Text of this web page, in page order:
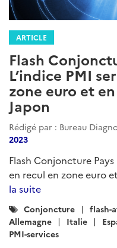
ARTICLE
Flash
L’indice PMI
zone euro et
Japon
Rédigé par : Bureau
2023
Flash Conjoncture Pays
en recul en zone euro
la suite
Catégories
:
Conjoncture flash-
Allemagne
Italie
PMI-services